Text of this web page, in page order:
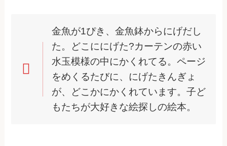
金魚が1ぴき、金魚鉢からにげだし
た。どこににげた?カーテンの赤い
水玉模様の中にかくれてる。ページ
をめくるたびに、にげたきんぎょ
が、どこかにかくれています。子ど
もたちが大好きな絵探しの絵本。